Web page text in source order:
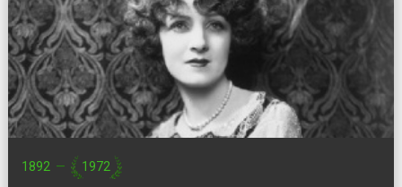
1892 — 1972